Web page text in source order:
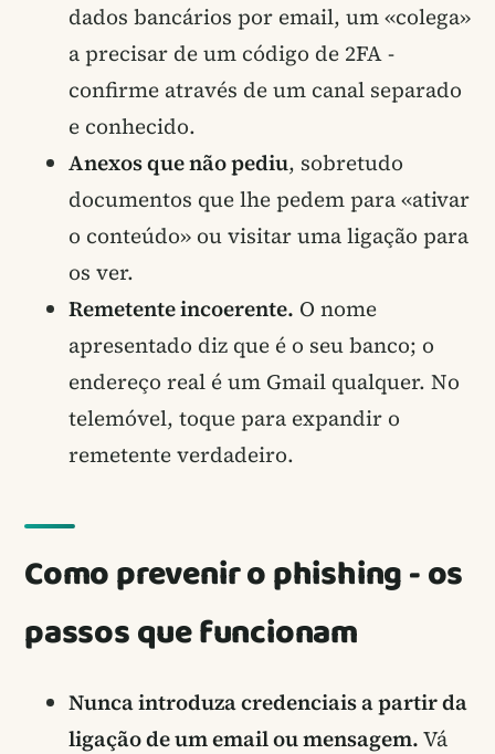
dados bancários por email, um «colega»
a precisar de um código de 2FA -
confirme através de um canal separado
e conhecido.
Anexos que não pediu, sobretudo
documentos que lhe pedem para «ativar
o conteúdo» ou visitar uma ligação para
os ver.
Remetente incoerente. O nome
apresentado diz que é o seu banco; o
endereço real é um Gmail qualquer. No
telemóvel, toque para expandir o
remetente verdadeiro.
Como prevenir o phishing - os
passos que funcionam
Nunca introduza credenciais a partir da
ligação de um email ou mensagem.Vá